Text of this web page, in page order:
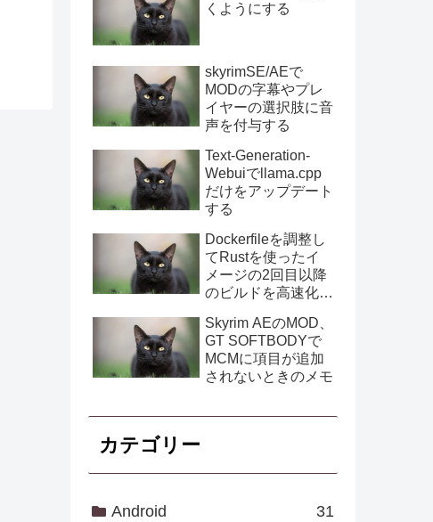
くようにする
skyrimSE/AEで
MODの字幕やプレ
イヤーの選択肢に音
声を付与する
Text-Generation-
Webuiでllama.cpp
だけをアップデート
する
Dockerfileを調整し
てRustを使ったイ
メージの2回目以降
のビルドを高速化す
Skyrim AEのMOD、
GT SOFTBODYで
MCMに項目が追加
されないときのメモ
カテゴリー
Android 31